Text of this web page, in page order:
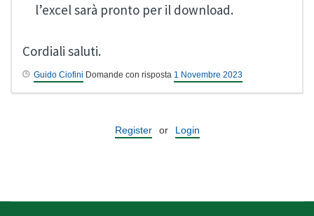
l’excel sarà pronto per il download.
Cordiali saluti.
Guido Ciofini Domande con risposta 1 Novembre 2023
Register or Login